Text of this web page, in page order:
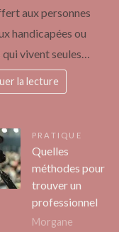
aux personnes
handicapées ou
qui vivent seules…
la lecture
PRATIQUE
Quelles
méthodes pour
trouver un
professionnel
Morgane